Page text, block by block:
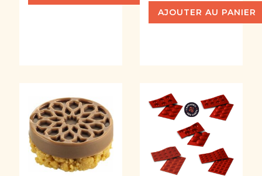
AJOUTER AU PANIER